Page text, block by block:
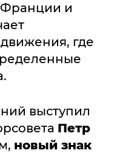
и
где
выступил
Петр
новый знак